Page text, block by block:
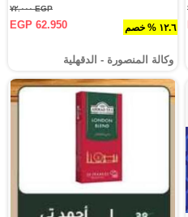
١٢.٦ % خصم
EGP ٧٢.٠٠٠
EGP 62.950
وكالة المنصورة - الدقهلية‎